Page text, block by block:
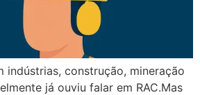
indústrias, construção, mineração
já ouviu falar em RAC.Mas